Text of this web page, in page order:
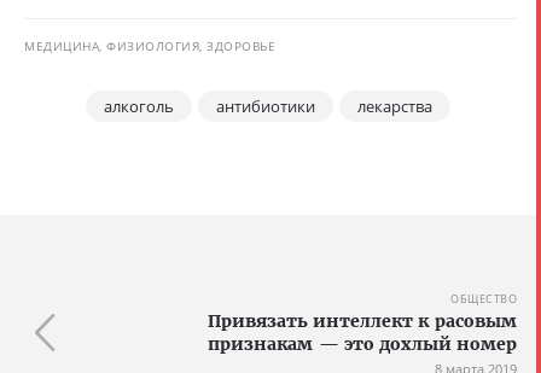
МЕДИЦИНА, ФИЗИОЛОГИЯ, ЗДОРОВЬЕ
алкоголь антибиотики лекарства
ОБЩЕСТВО
Привязать интеллект к расовым
признакам — это дохлый номер
8 марта 2019